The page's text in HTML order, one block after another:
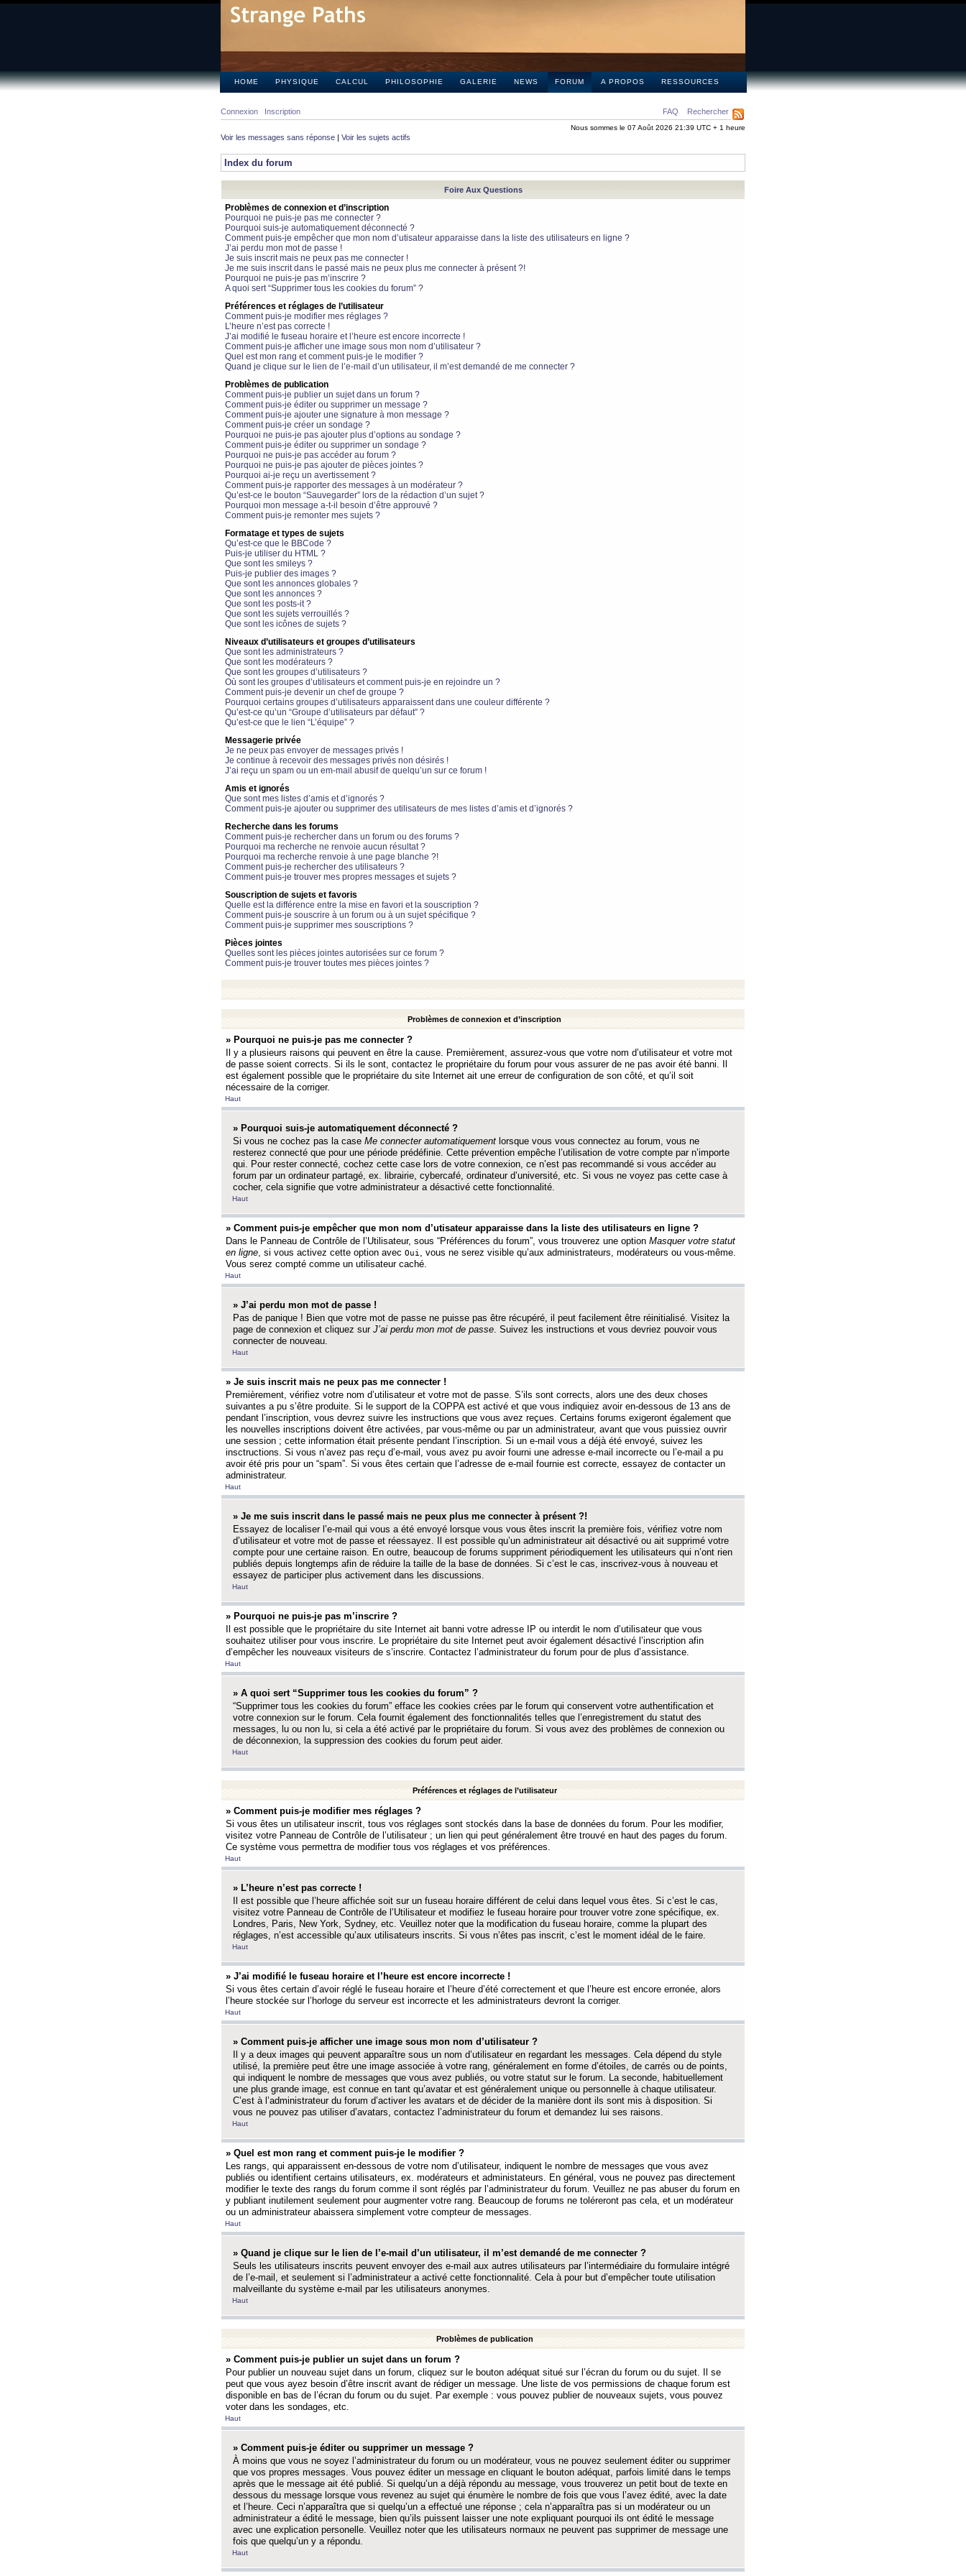
HOME PHYSIQUE CALCUL PHILOSOPHIE GALERIE NEWS FORUM A PROPOS RESSOURCES
FAQ Rechercher
Connexion Inscription
Nous sommes le 07 Août 2026 21:39 UTC + 1 heure
Voir les messages sans réponse | Voir les sujets actifs
Index du forum
Foire Aux Questions
Problèmes de connexion et d’inscription
Pourquoi ne puis-je pas me connecter ?
Pourquoi suis-je automatiquement déconnecté ?
Comment puis-je empêcher que mon nom d’utisateur apparaisse dans la liste des utilisateurs en ligne ?
J’ai perdu mon mot de passe !
Je suis inscrit mais ne peux pas me connecter !
Je me suis inscrit dans le passé mais ne peux plus me connecter à présent ?!
Pourquoi ne puis-je pas m’inscrire ?
A quoi sert “Supprimer tous les cookies du forum” ?
Préférences et réglages de l’utilisateur
Comment puis-je modifier mes réglages ?
L’heure n’est pas correcte !
J’ai modifié le fuseau horaire et l’heure est encore incorrecte !
Comment puis-je afficher une image sous mon nom d’utilisateur ?
Quel est mon rang et comment puis-je le modifier ?
Quand je clique sur le lien de l’e-mail d’un utilisateur, il m’est demandé de me connecter ?
Problèmes de publication
Comment puis-je publier un sujet dans un forum ?
Comment puis-je éditer ou supprimer un message ?
Comment puis-je ajouter une signature à mon message ?
Comment puis-je créer un sondage ?
Pourquoi ne puis-je pas ajouter plus d’options au sondage ?
Comment puis-je éditer ou supprimer un sondage ?
Pourquoi ne puis-je pas accéder au forum ?
Pourquoi ne puis-je pas ajouter de pièces jointes ?
Pourquoi ai-je reçu un avertissement ?
Comment puis-je rapporter des messages à un modérateur ?
Qu’est-ce le bouton “Sauvegarder” lors de la rédaction d’un sujet ?
Pourquoi mon message a-t-il besoin d’être approuvé ?
Comment puis-je remonter mes sujets ?
Formatage et types de sujets
Qu’est-ce que le BBCode ?
Puis-je utiliser du HTML ?
Que sont les smileys ?
Puis-je publier des images ?
Que sont les annonces globales ?
Que sont les annonces ?
Que sont les posts-it ?
Que sont les sujets verrouillés ?
Que sont les icônes de sujets ?
Niveaux d’utilisateurs et groupes d’utilisateurs
Que sont les administrateurs ?
Que sont les modérateurs ?
Que sont les groupes d’utilisateurs ?
Où sont les groupes d’utilisateurs et comment puis-je en rejoindre un ?
Comment puis-je devenir un chef de groupe ?
Pourquoi certains groupes d’utilisateurs apparaissent dans une couleur différente ?
Qu’est-ce qu’un “Groupe d’utilisateurs par défaut” ?
Qu’est-ce que le lien “L’équipe” ?
Messagerie privée
Je ne peux pas envoyer de messages privés !
Je continue à recevoir des messages privés non désirés !
J’ai reçu un spam ou un em-mail abusif de quelqu’un sur ce forum !
Amis et ignorés
Que sont mes listes d’amis et d’ignorés ?
Comment puis-je ajouter ou supprimer des utilisateurs de mes listes d’amis et d’ignorés ?
Recherche dans les forums
Comment puis-je rechercher dans un forum ou des forums ?
Pourquoi ma recherche ne renvoie aucun résultat ?
Pourquoi ma recherche renvoie à une page blanche ?!
Comment puis-je rechercher des utilisateurs ?
Comment puis-je trouver mes propres messages et sujets ?
Souscription de sujets et favoris
Quelle est la différence entre la mise en favori et la souscription ?
Comment puis-je souscrire à un forum ou à un sujet spécifique ?
Comment puis-je supprimer mes souscriptions ?
Pièces jointes
Quelles sont les pièces jointes autorisées sur ce forum ?
Comment puis-je trouver toutes mes pièces jointes ?
Problèmes de connexion et d’inscription
» Pourquoi ne puis-je pas me connecter ?
Il y a plusieurs raisons qui peuvent en être la cause. Premièrement, assurez-vous que votre nom d’utilisateur et votre mot
de passe soient corrects. Si ils le sont, contactez le propriétaire du forum pour vous assurer de ne pas avoir été banni. Il
est également possible que le propriétaire du site Internet ait une erreur de configuration de son côté, et qu’il soit
nécessaire de la corriger.
Haut
» Pourquoi suis-je automatiquement déconnecté ?
Si vous ne cochez pas la case Me connecter automatiquement lorsque vous vous connectez au forum, vous ne
resterez connecté que pour une période prédéfinie. Cette prévention empêche l’utilisation de votre compte par n’importe
qui. Pour rester connecté, cochez cette case lors de votre connexion, ce n’est pas recommandé si vous accéder au
forum par un ordinateur partagé, ex. librairie, cybercafé, ordinateur d’université, etc. Si vous ne voyez pas cette case à
cocher, cela signifie que votre administrateur a désactivé cette fonctionnalité.
Haut
» Comment puis-je empêcher que mon nom d’utisateur apparaisse dans la liste des utilisateurs en ligne ?
Dans le Panneau de Contrôle de l’Utilisateur, sous “Préférences du forum”, vous trouverez une option Masquer votre statut
en ligne, si vous activez cette option avec Oui , vous ne serez visible qu’aux administrateurs, modérateurs ou vous-même.
Vous serez compté comme un utilisateur caché.
Haut
» J’ai perdu mon mot de passe !
Pas de panique ! Bien que votre mot de passe ne puisse pas être récupéré, il peut facilement être réinitialisé. Visitez la
page de connexion et cliquez sur J’ai perdu mon mot de passe. Suivez les instructions et vous devriez pouvoir vous
connecter de nouveau.
Haut
» Je suis inscrit mais ne peux pas me connecter !
Premièrement, vérifiez votre nom d’utilisateur et votre mot de passe. S’ils sont corrects, alors une des deux choses
suivantes a pu s’être produite. Si le support de la COPPA est activé et que vous indiquiez avoir en-dessous de 13 ans de
pendant l’inscription, vous devrez suivre les instructions que vous avez reçues. Certains forums exigeront également que
les nouvelles inscriptions doivent être activées, par vous-même ou par un administrateur, avant que vous puissiez ouvrir
une session ; cette information était présente pendant l’inscription. Si un e-mail vous a déjà été envoyé, suivez les
insctructions. Si vous n’avez pas reçu d’e-mail, vous avez pu avoir fourni une adresse e-mail incorrecte ou l’e-mail a pu
avoir été pris pour un “spam”. Si vous êtes certain que l’adresse de e-mail fournie est correcte, essayez de contacter un
administrateur.
Haut
» Je me suis inscrit dans le passé mais ne peux plus me connecter à présent ?!
Essayez de localiser l’e-mail qui vous a été envoyé lorsque vous vous êtes inscrit la première fois, vérifiez votre nom
d’utilisateur et votre mot de passe et réessayez. Il est possible qu’un administrateur ait désactivé ou ait supprimé votre
compte pour une certaine raison. En outre, beaucoup de forums suppriment périodiquement les utilisateurs qui n’ont rien
publiés depuis longtemps afin de réduire la taille de la base de données. Si c’est le cas, inscrivez-vous à nouveau et
essayez de participer plus activement dans les discussions.
Haut
» Pourquoi ne puis-je pas m’inscrire ?
Il est possible que le propriétaire du site Internet ait banni votre adresse IP ou interdit le nom d’utilisateur que vous
souhaitez utiliser pour vous inscrire. Le propriétaire du site Internet peut avoir également désactivé l’inscription afin
d’empêcher les nouveaux visiteurs de s’inscrire. Contactez l’administrateur du forum pour de plus d’assistance.
Haut
» A quoi sert “Supprimer tous les cookies du forum” ?
“Supprimer tous les cookies du forum” efface les cookies crées par le forum qui conservent votre authentification et
votre connexion sur le forum. Cela fournit également des fonctionnalités telles que l’enregistrement du statut des
messages, lu ou non lu, si cela a été activé par le propriétaire du forum. Si vous avez des problèmes de connexion ou
de déconnexion, la suppression des cookies du forum peut aider.
Haut
Préférences et réglages de l’utilisateur
» Comment puis-je modifier mes réglages ?
Si vous êtes un utilisateur inscrit, tous vos réglages sont stockés dans la base de données du forum. Pour les modifier,
visitez votre Panneau de Contrôle de l’utilisateur ; un lien qui peut généralement être trouvé en haut des pages du forum.
Ce système vous permettra de modifier tous vos réglages et vos préférences.
Haut
» L’heure n’est pas correcte !
Il est possible que l’heure affichée soit sur un fuseau horaire différent de celui dans lequel vous êtes. Si c’est le cas,
visitez votre Panneau de Contrôle de l’Utilisateur et modifiez le fuseau horaire pour trouver votre zone spécifique, ex.
Londres, Paris, New York, Sydney, etc. Veuillez noter que la modification du fuseau horaire, comme la plupart des
réglages, n’est accessible qu’aux utilisateurs inscrits. Si vous n’êtes pas inscrit, c’est le moment idéal de le faire.
Haut
» J’ai modifié le fuseau horaire et l’heure est encore incorrecte !
Si vous êtes certain d’avoir réglé le fuseau horaire et l’heure d’été correctement et que l’heure est encore erronée, alors
l’heure stockée sur l’horloge du serveur est incorrecte et les administrateurs devront la corriger.
Haut
» Comment puis-je afficher une image sous mon nom d’utilisateur ?
Il y a deux images qui peuvent apparaître sous un nom d’utilisateur en regardant les messages. Cela dépend du style
utilisé, la première peut être une image associée à votre rang, généralement en forme d’étoiles, de carrés ou de points,
qui indiquent le nombre de messages que vous avez publiés, ou votre statut sur le forum. La seconde, habituellement
une plus grande image, est connue en tant qu’avatar et est généralement unique ou personnelle à chaque utilisateur.
C’est à l’administrateur du forum d’activer les avatars et de décider de la manière dont ils sont mis à disposition. Si
vous ne pouvez pas utiliser d’avatars, contactez l’administrateur du forum et demandez lui ses raisons.
Haut
» Quel est mon rang et comment puis-je le modifier ?
Les rangs, qui apparaissent en-dessous de votre nom d’utilisateur, indiquent le nombre de messages que vous avez
publiés ou identifient certains utilisateurs, ex. modérateurs et administateurs. En général, vous ne pouvez pas directement
modifier le texte des rangs du forum comme il sont réglés par l’administrateur du forum. Veuillez ne pas abuser du forum en
y publiant inutilement seulement pour augmenter votre rang. Beaucoup de forums ne toléreront pas cela, et un modérateur
ou un administrateur abaissera simplement votre compteur de messages.
Haut
» Quand je clique sur le lien de l’e-mail d’un utilisateur, il m’est demandé de me connecter ?
Seuls les utilisateurs inscrits peuvent envoyer des e-mail aux autres utilisateurs par l’intermédiaire du formulaire intégré
de l’e-mail, et seulement si l’administrateur a activé cette fonctionnalité. Cela à pour but d’empêcher toute utilisation
malveillante du système e-mail par les utilisateurs anonymes.
Haut
Problèmes de publication
» Comment puis-je publier un sujet dans un forum ?
Pour publier un nouveau sujet dans un forum, cliquez sur le bouton adéquat situé sur l’écran du forum ou du sujet. Il se
peut que vous ayez besoin d’être inscrit avant de rédiger un message. Une liste de vos permissions de chaque forum est
disponible en bas de l’écran du forum ou du sujet. Par exemple : vous pouvez publier de nouveaux sujets, vous pouvez
voter dans les sondages, etc.
Haut
» Comment puis-je éditer ou supprimer un message ?
À moins que vous ne soyez l’administrateur du forum ou un modérateur, vous ne pouvez seulement éditer ou supprimer
que vos propres messages. Vous pouvez éditer un message en cliquant le bouton adéquat, parfois limité dans le temps
après que le message ait été publié. Si quelqu’un a déjà répondu au message, vous trouverez un petit bout de texte en
dessous du message lorsque vous revenez au sujet qui énumère le nombre de fois que vous l’avez édité, avec la date
et l’heure. Ceci n’apparaîtra que si quelqu’un a effectué une réponse ; cela n’apparaîtra pas si un modérateur ou un
administrateur a édité le message, bien qu’ils puissent laisser une note expliquant pourquoi ils ont édité le message
avec une explication personelle. Veuillez noter que les utilisateurs normaux ne peuvent pas supprimer de message une
fois que quelqu’un y a répondu.
Haut